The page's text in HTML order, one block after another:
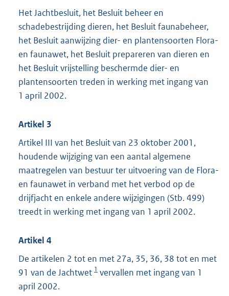
Het Jachtbesluit, het Besluit beheer en
schadebestrijding dieren, het Besluit faunabeheer,
het Besluit aanwijzing dier- en plantensoorten Flora-
en faunawet, het Besluit prepareren van dieren en
het Besluit vrijstelling beschermde dier- en
plantensoorten treden in werking met ingang van
1 april 2002.
Artikel 3
Artikel III van het Besluit van 23 oktober 2001,
houdende wijziging van een aantal algemene
maatregelen van bestuur ter uitvoering van de Flora-
en faunawet in verband met het verbod op de
drijfjacht en enkele andere wijzigingen (Stb. 499)
treedt in werking met ingang van 1 april 2002.
Artikel 4
De artikelen 2 tot en met 27a, 35, 36, 38 tot en met
91 van de Jachtwet 1 vervallen met ingang van 1
april 2002.